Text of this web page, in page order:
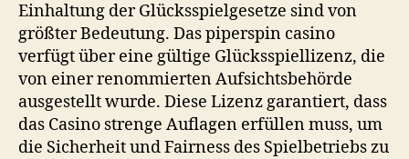
Einhaltung der Glücksspielgesetze sind von
größter Bedeutung. Daspiperspin casino
verfügt über eine gültige Glücksspiellizenz, die
von einer renommierten Aufsichtsbehörde
ausgestellt wurde. Diese Lizenz garantiert, dass
das Casino strenge Auflagen erfüllen muss, um
die Sicherheit und Fairness des Spielbetriebs zu